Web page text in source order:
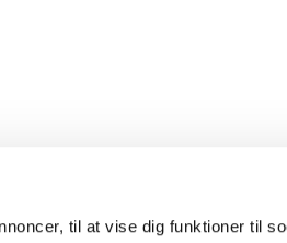
til at vise dig funktioner til